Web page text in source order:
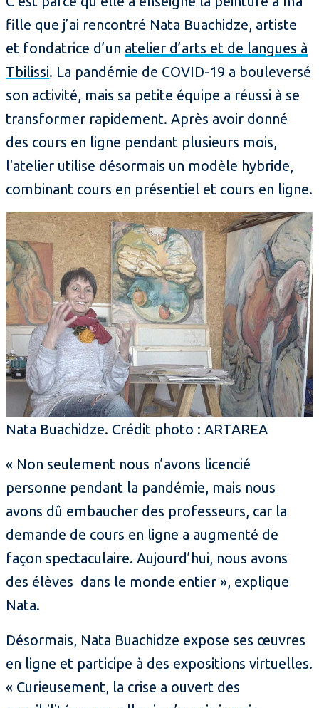
fille que j’ai rencontré Nata Buachidze, artiste
et fondatrice d’un atelier d’arts et de langues à
Tbilissi. La pandémie de COVID-19 a bouleversé
son activité, mais sa petite équipe a réussi à se
transformer rapidement. Après avoir donné
des cours en ligne pendant plusieurs mois,
l'atelier utilise désormais un modèle hybride,
combinant cours en présentiel et cours en ligne.
Nata Buachidze. Crédit photo : ARTAREA
« Non seulement nous n’avons licencié
personne pendant la pandémie, mais nous
avons dû embaucher des professeurs, car la
demande de cours en ligne a augmenté de
façon spectaculaire. Aujourd’hui, nous avons
des élèves dans le monde entier », explique
Nata.
Désormais, Nata Buachidze expose ses œuvres
en ligne et participe à des expositions virtuelles.
« Curieusement, la crise a ouvert des